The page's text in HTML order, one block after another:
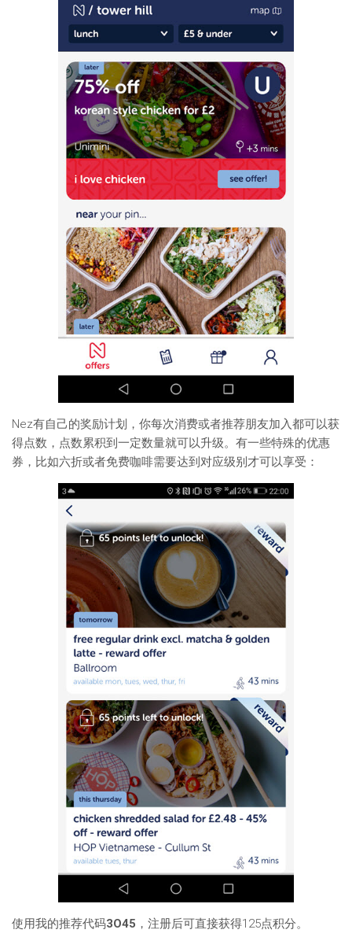
Nez有自己的奖励计划，你每次消费或者推荐朋友加入都可以获
得点数，点数累积到一定数量就可以升级。有一些特殊的优惠
券，比如六折或者免费咖啡需要达到对应级别才可以享受：
使用我的推荐代码3O45 ，注册后可直接获得125点积分。